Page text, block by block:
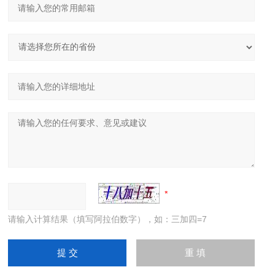
请输入计算结果（填写阿拉伯数字），如：三加四=7